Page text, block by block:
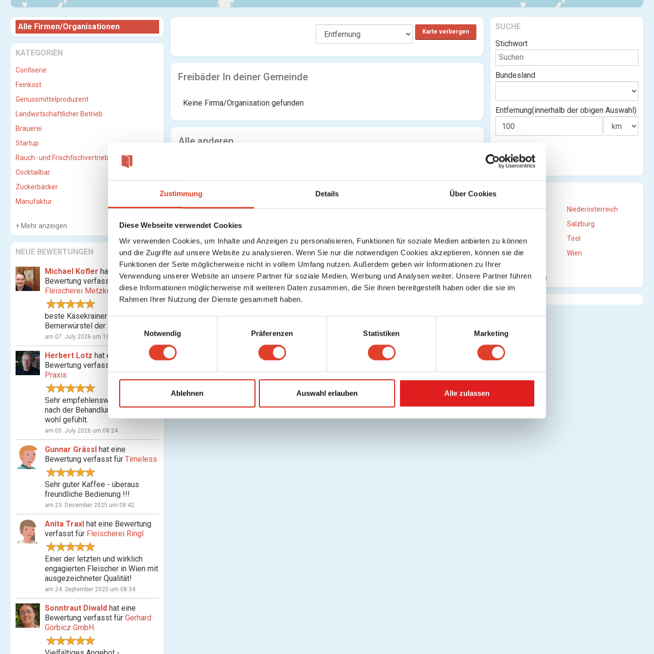
Zustimmung Details Über Cookies
Diese Webseite verwendet Cookies
Wir verwenden Cookies, um Inhalte und Anzeigen zu personalisieren, Funktionen für soziale Medien anbieten zu können
und die Zugriffe auf unsere Website zu analysieren. Wenn Sie nur die notwendigen Cookies akzeptieren, können sie die
Funktionen der Seite möglicherweise nicht in vollem Umfang nutzen. Außerdem geben wir Informationen zu Ihrer
Verwendung unserer Website an unsere Partner für soziale Medien, Werbung und Analysen weiter. Unsere Partner führen
diese Informationen möglicherweise mit weiteren Daten zusammen, die Sie ihnen bereitgestellt haben oder die sie im
Rahmen Ihrer Nutzung der Dienste gesammelt haben.
E
i
n
w
i
i
g
u
n
g
s
u
s
w
a
h
Notwendig Präferenzen Statistiken Marketing
Ablehnen Auswahl erlauben Alle zulassen
Alle Firmen/Organisationen
KATEGORIEN
Confiserie
Feinkost
Genussmittelproduzent
Landwirtschaftlicher Betrieb
Brauerei
Startup
Rauch- und Frischfischvertriebs-GmbH
Cocktailbar
Zuckerbäcker
Manufaktur
Mehr anzeigen
NEUE BEWERTUNGEN
Michael Kofler hat eine
Bewertung verfasst für
Fleischerei Metzker
beste Käsekrainer und
Bernerwürstel der Stadt
am 07. July 2026 um 16:07
Herbert Lotz hat eine
Bewertung verfasst für
Praxis
Sehr empfehlenswert! Habe mich
nach der Behandlung nachhaltig
wohl gefühlt.
am 05. July 2026 um 08:24
Gunnar Grässl hat eine
Bewertung verfasst für Timeless
Sehr guter Kaffee - überaus
freundliche Bedienung !!!
am 23. December 2025 um 08:42
Anita Traxl hat eine Bewertung
verfasst für Fleischerei Ringl
Einer der letzten und wirklich
engagierten Fleischer in Wien mit
ausgezeichneter Qualität!
am 24. September 2025 um 08:34
Sonntraut Diwald hat eine
Bewertung verfasst für Gerhard
Görbicz GmbH.
SUCHE
Stichwort
Bundesland
Entfernung(innerhalb der obigen Auswahl)
STANDORTE
Burgenland
Niederösterreich
Salzburg
Steiermark
Tirol
Vorarlberg
Wien
Mehr anzeigen
Karte verbergen
Freibäder In deiner Gemeinde
Keine Firma/Organisation gefunden
Alle anderen